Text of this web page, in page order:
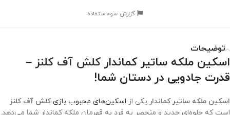
گزارش سوءاستفاده
توضیحات
اسکین ملکه ساتیر کماندار کلش آف کلنز –
قدرت جادویی در دستان شما!
اسکین ملکه ساتیر کماندار یکی از اسکین‌های محبوب بازی کلش آف کلنز
است که جلوه‌ای جدید و منحصر به فرد به قهرمان ملکه کماندار شما می‌دهد.